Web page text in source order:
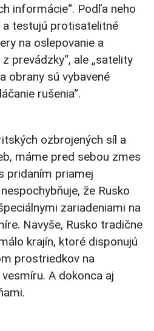
informácie“. Podľa neho
a testujú protisatelitné
na oslepovanie a
prevádzky“, ale „satelity
obrany sú vybavené
rušenia“.
ozbrojených síl a
máme pred sebou zmes
pridaním priamej
že Rusko
zariadeniami na
Navyše, Rusko tradične
krajín, ktoré disponujú
prostriedkov na
A dokonca aj